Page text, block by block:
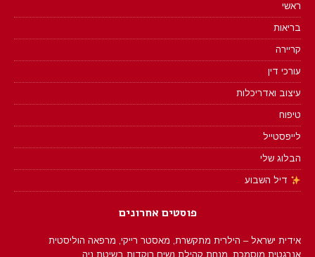
ראשי
בריאות
קריירה
עורכי דין
עיצוב ואדריכלות
טיפוח
לייפסטייל
הבלוג שלי
דיל השבוע
פוסטים אחרונים
אידית ישראל – הילרית מתקשרת, מאסטר רייקי, מרפאה הוליסטית
אנרגטית מוסמכת, מנחת קהילת נשים רוקדות בשיטת ניה